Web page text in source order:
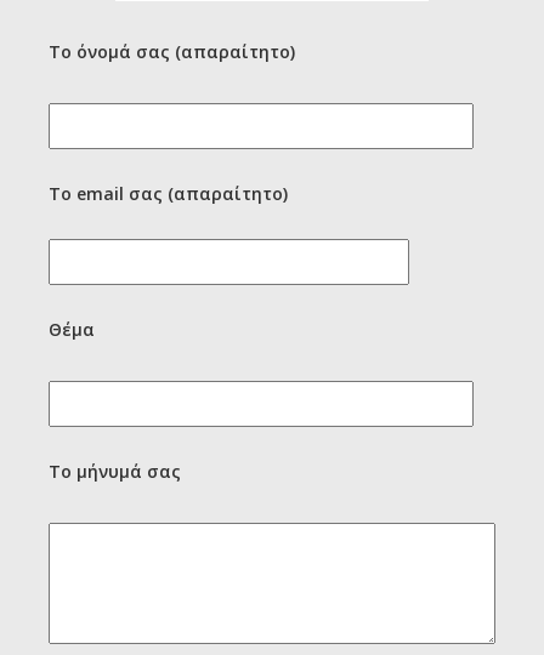
Το όνομά σας (απαραίτητο)
Το email σας (απαραίτητο)
Θέμα
Το μήνυμά σας